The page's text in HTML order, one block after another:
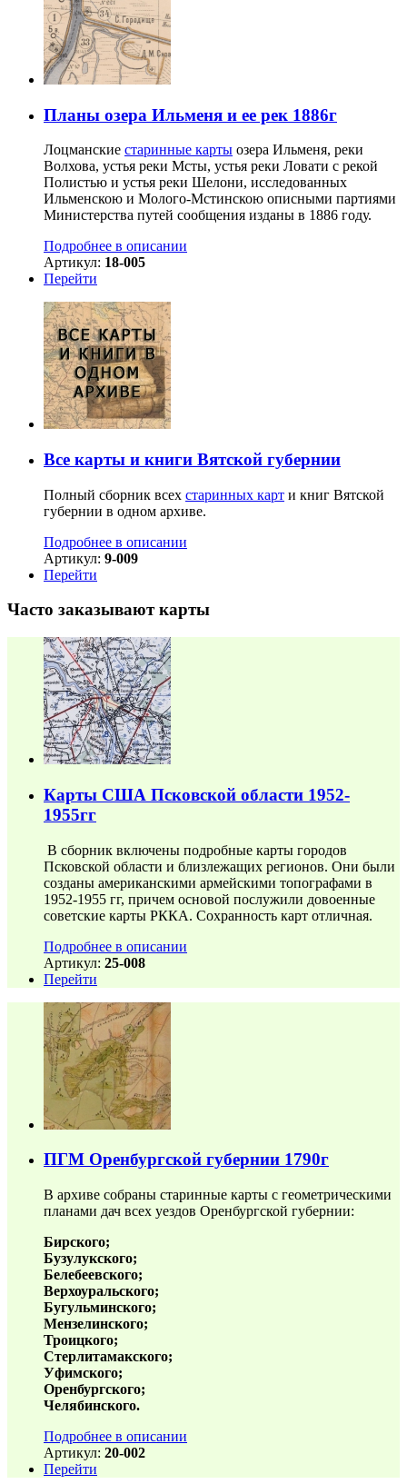
Планы озера Ильменя и ее рек 1886г
Лоцманские старинные карты озера Ильменя, реки
Волхова, устья реки Мсты, устья реки Ловати с рекой
Полистью и устья реки Шелони, исследованных
Ильменскою и Молого-Мстинскою описными партиями
Министерства путей сообщения изданы в 1886 году.
Подробнее в описании
Артикул: 18-005
Перейти
Все карты и книги Вятской губернии
Полный сборник всех старинных карт и книг Вятской
губернии в одном архиве.
Подробнее в описании
Артикул: 9-009
Перейти
Часто заказывают карты
Карты США Псковской области 1952-
1955гг
В сборник включены подробные карты городов
Псковской области и близлежащих регионов. Они были
созданы американскими армейскими топографами в
1952-1955 гг, причем основой послужили довоенные
советские карты РККА. Сохранность карт отличная.
Подробнее в описании
Артикул: 25-008
Перейти
ПГМ Оренбургской губернии 1790г
В архиве собраны старинные карты с геометрическими
планами дач всех уездов Оренбургской губернии:
Бирского;
Бузулукского;
Белебеевского;
Верхоуральского;
Бугульминского;
Мензелинского;
Троицкого;
Стерлитамакского;
Уфимского;
Оренбургского;
Челябинского.
Подробнее в описании
Артикул: 20-002
Перейти